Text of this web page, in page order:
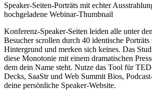
Speaker-Seiten-Porträts mit echter
hochgeladene Webinar-Thumbnail
Konferenz-Speaker-Seiten leiden alle unter
Besucher scrollen durch 40 identische
Hintergrund und merken sich keines. Das
diese Monotonie mit einem dramatischen
dem dein Name steht. Nutze das Tool für
Decks, SaaStr und Web Summit Bios,
deine persönliche Speaker-Website.